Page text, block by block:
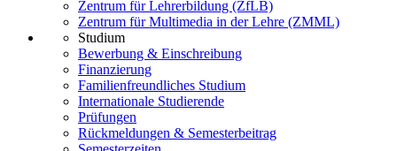
Zentrum für Lehrerbildung (ZfLB)
Zentrum für Multimedia in der Lehre (ZMML)
Studium
Bewerbung & Einschreibung
Finanzierung
Familienfreundliches Studium
Internationale Studierende
Prüfungen
Rückmeldungen & Semesterbeitrag